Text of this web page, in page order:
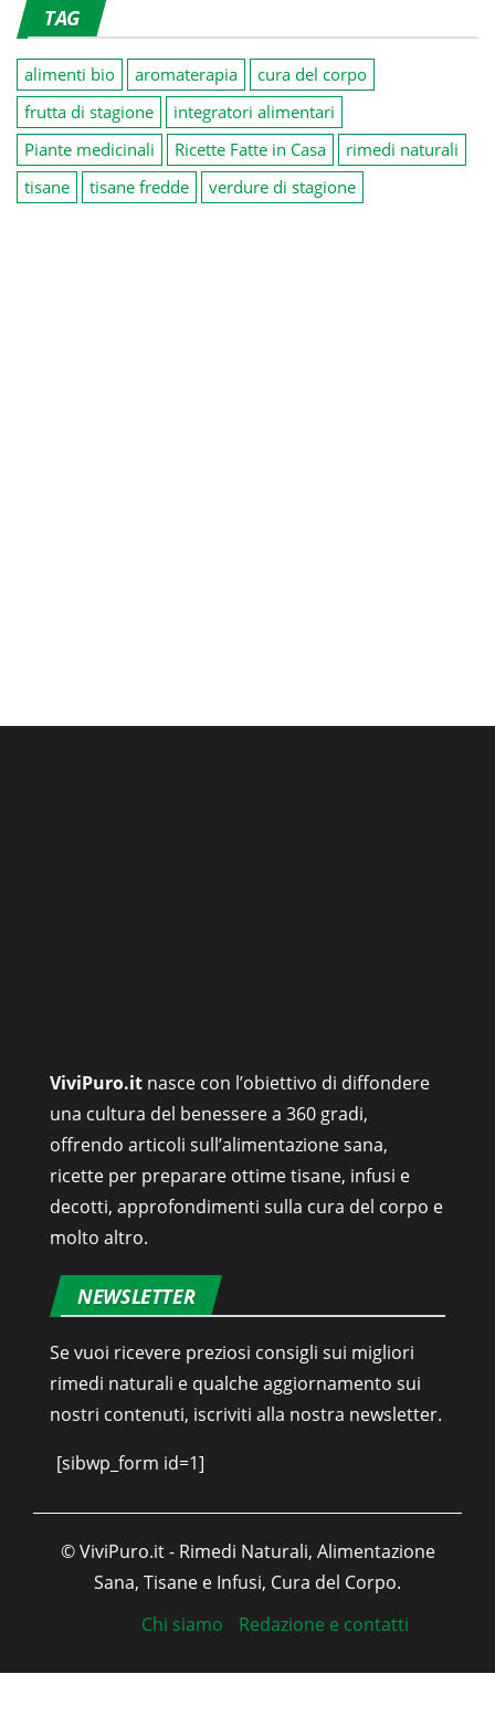
TAG
alimenti bio aromaterapia
cura del corpo
frutta di stagione
integratori alimentari
Piante medicinali
Ricette Fatte in Casa
rimedi naturali
tisane
tisane fredde verdure di stagione
ViviPuro.it nasce con l’obiettivo di diffondere
una cultura del benessere a 360 gradi,
offrendo articoli sull’alimentazione sana,
ricette per preparare ottime tisane, infusi e
decotti, approfondimenti sulla cura del corpo e
molto altro.
NEWSLETTER
Se vuoi ricevere preziosi consigli sui migliori
rimedi naturali e qualche aggiornamento sui
nostri contenuti, iscriviti alla nostra newsletter.
[sibwp_form id=1]
© ViviPuro.it - Rimedi Naturali, Alimentazione
Sana, Tisane e Infusi, Cura del Corpo.
Chi siamo
Redazione e contatti